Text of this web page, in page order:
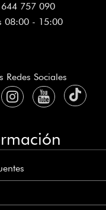
757 090
08:00 - 15:00
Redes Sociales